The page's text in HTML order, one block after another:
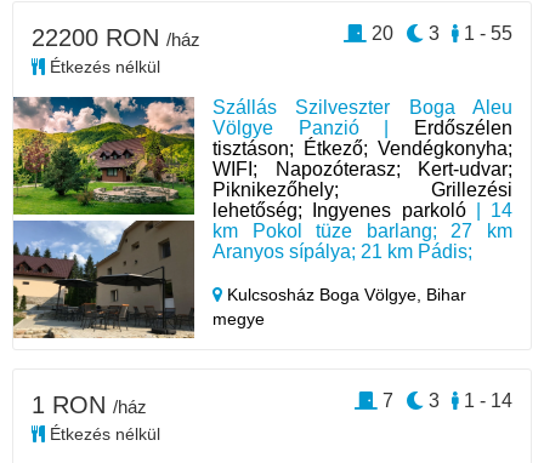
Szállás Szilveszter Boga Aleu
Völgye Panzió |
Erdőszélen
tisztáson; Étkező; Vendégkonyha;
WIFI; Napozóterasz; Kert-udvar;
Piknikezőhely; Grillezési
lehetőség; Ingyenes parkoló| 14
km Pokol tüze barlang; 27 km
Aranyos sípálya; 21 km Pádis;
Kulcsosház Boga Völgye, Bihar
megye
22200 RON /ház
Étkezés nélkül
1 - 55
3
20
1 RON /ház
Étkezés nélkül
1 - 14
3
7